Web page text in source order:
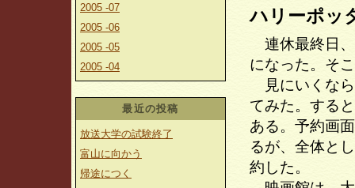
2005 -07
2005 -06
2005 -05
2005 -04
最近の投稿
放送大学の試験終了
富山に向かう
帰途につく
ハリーポッ
連休最終日、
になった。そ
見にいくなら
てみた。する
ある。予約画
るが、全体と
約した。